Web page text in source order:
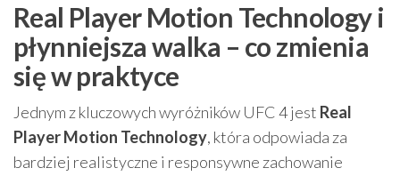
Real Player Motion Technology i
płynniejsza walka – co zmienia
się w praktyce
Jednym z kluczowych wyróżników UFC 4 jest Real
Player Motion Technology, która odpowiada za
bardziej realistyczne i responsywne zachowanie